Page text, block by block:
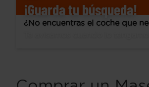
¡Guarda tu búsqueda!
¿No encuentras el coche que